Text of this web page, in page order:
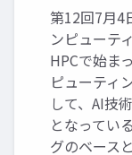
第12回7月4
ンピューテ
HPCで始ま
ピューティ
して、AI技
となってい
グのベース